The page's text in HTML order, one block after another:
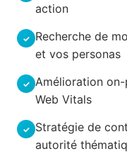
action
Recherche de
et vos personas
Amélioration
Web Vitals
Stratégie de
autorité